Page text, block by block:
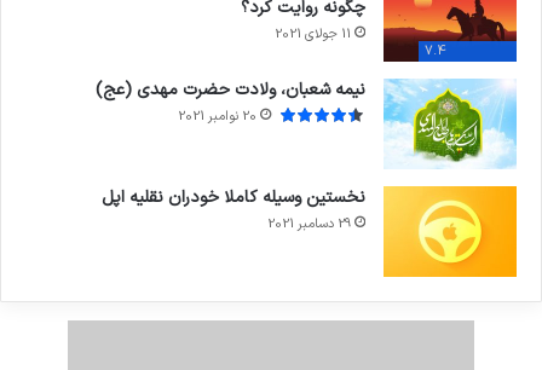
7.4
چگونه روایت کرد؟
11 جولای 2021
نیمه شعبان، ولادت حضرت مهدی (عج)
20 نوامبر 2021
نخستین وسیله کاملا خودران نقلیه اپل
29 دسامبر 2021